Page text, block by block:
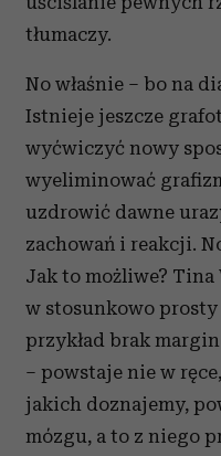
tłumaczy.
No właśnie – bo na
Istnieje jeszcze
wyćwiczyć nowy
wyeliminować
uzdrowić dawne
zachowań i reakcji.
Jak to możliwe? Tina
w stosunkowo
przykład brak
– powstaje nie w
jakich doznajemy,
mózgu, a to z niego